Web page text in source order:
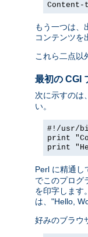
もう一つは、
コンテンツを
これら二点以
最初の CGI
次に示すのは
い。
#!/usr/
print
print
Perl に精通し
でこのプログ
を印字します
は、"Hello,
好みのブラウ